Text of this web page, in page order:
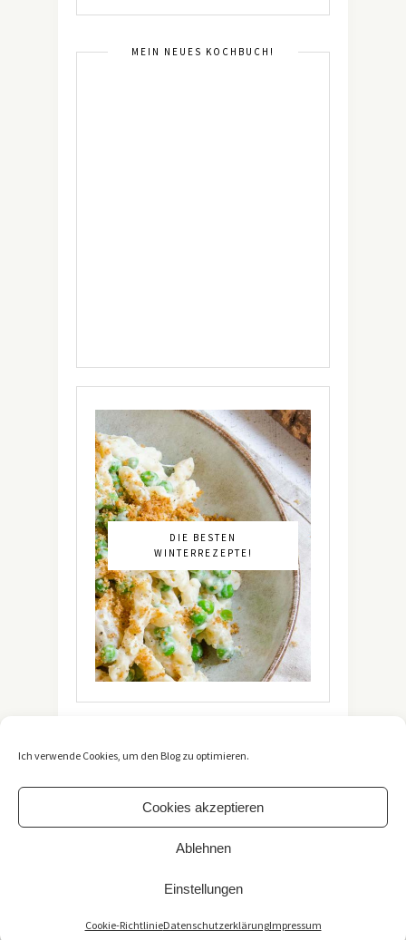
Ich verwende Cookies, um den Blog zu optimieren.
Cookies akzeptieren
Ablehnen
Einstellungen
Cookie-RichtlinieDatenschutzerklärungImpressum
MEIN NEUES KOCHBUCH!
DIE BESTEN
WINTERREZEPTE!
Reserved. / *Affiliate-Link